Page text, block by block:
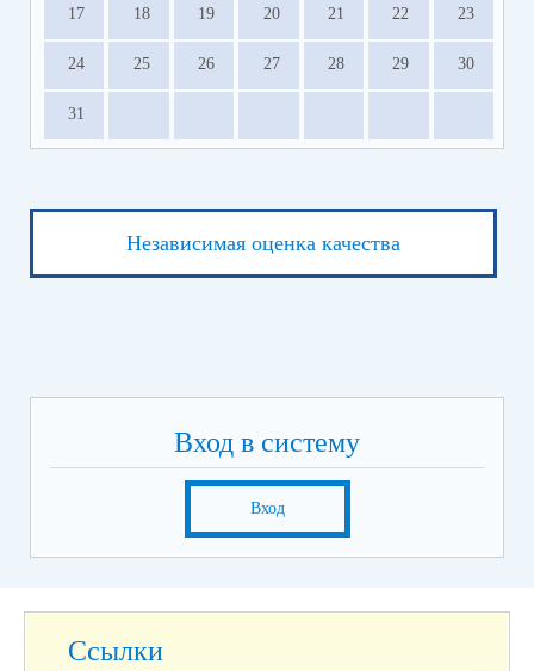
17 18 19 20 21 22 23
24 25 26 27 28 29 30
31
Независимая оценка качества
Вход в систему
Вход
Ссылки